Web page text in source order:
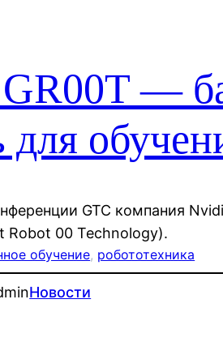
—
для
GTC компания
Robot 00 Technology).
обучение, робототехника
Новости